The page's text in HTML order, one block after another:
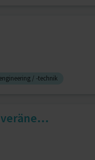
/ -technik